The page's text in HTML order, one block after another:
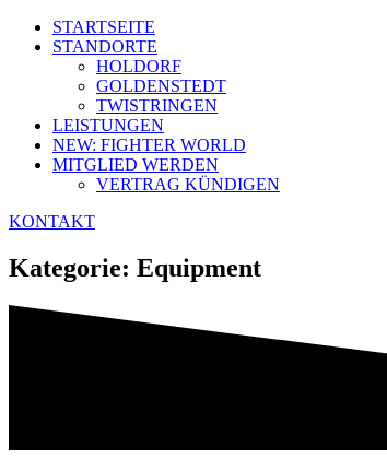
STARTSEITE
STANDORTE
HOLDORF
GOLDENSTEDT
TWISTRINGEN
LEISTUNGEN
NEW: FIGHTER WORLD
MITGLIED WERDEN
VERTRAG KÜNDIGEN
KONTAKT
Kategorie: Equipment